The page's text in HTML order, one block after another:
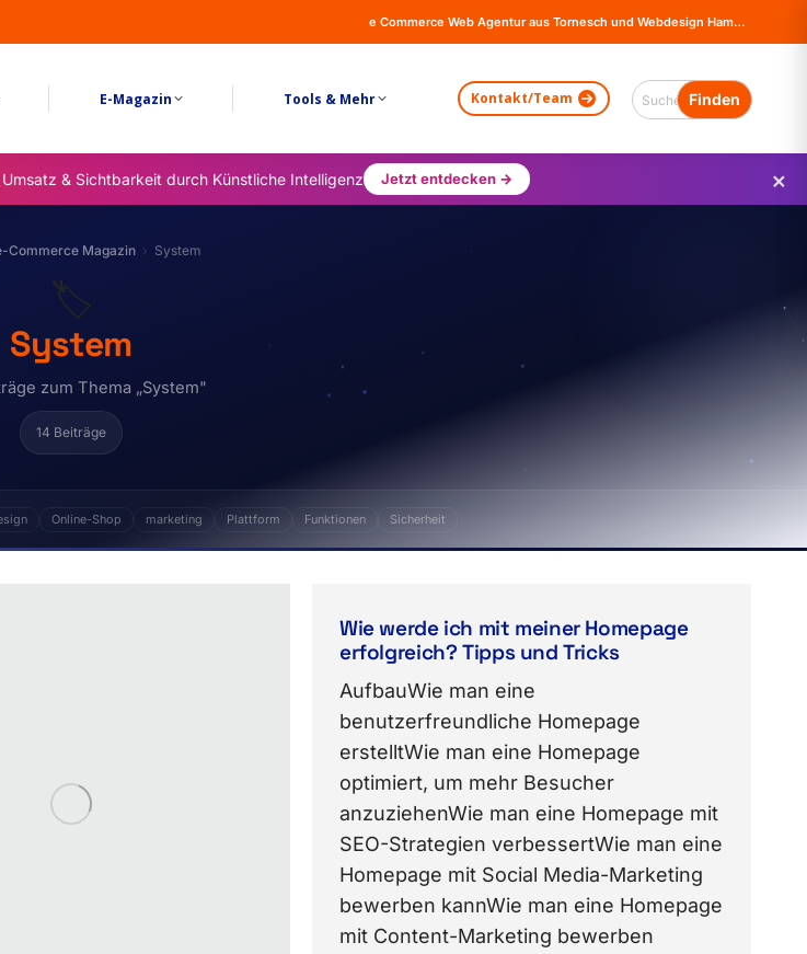
e Commerce Web Agentur aus Tornesch und Webdesign Hamburg - Online Shops, Firma Website Erstellung - Magento - Wordpress - WooCommerce
E-Magazin Tools & Mehr Kontakt/Team
& Sichtbarkeit durch Künstliche Intelligenz Jetzt entdecken → ×
Commerce Magazin System
🏷️
System
zum Thema „System"
14 Beiträge
Online-Shop marketing Plattform Funktionen Sicherheit
Wie werde ich mit meiner Homepage
erfolgreich? Tipps und Tricks
AufbauWie man eine
benutzerfreundliche Homepage
erstelltWie man eine Homepage
optimiert, um mehr Besucher
anzuziehenWie man eine Homepage mit
SEO-Strategien verbessertWie man eine
Homepage mit Social Media-Marketing
bewerben kannWie man eine Homepage
mit Content-Marketing bewerben